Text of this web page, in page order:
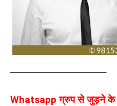
————————————–
Whatsapp ग्रुप से जुड़ने के